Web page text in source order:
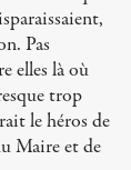
Pas
elles là où
trop
le héros de
Maire et de